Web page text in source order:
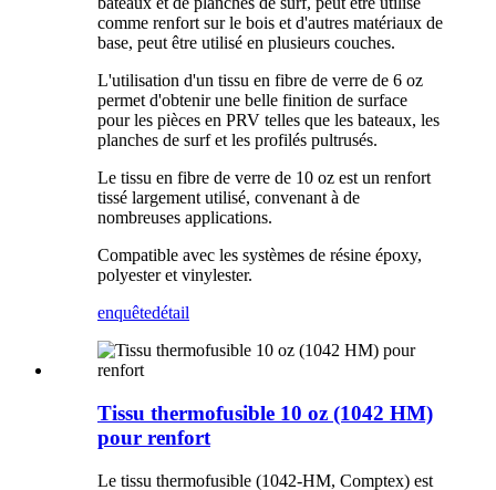
comme renfort sur le bois et d'autres matériaux de
base, peut être utilisé en plusieurs couches.
L'utilisation d'un tissu en fibre de verre de 6 oz
permet d'obtenir une belle finition de surface
pour les pièces en PRV telles que les bateaux, les
planches de surf et les profilés pultrusés.
Le tissu en fibre de verre de 10 oz est un renfort
tissé largement utilisé, convenant à de
nombreuses applications.
Compatible avec les systèmes de résine époxy,
polyester et vinylester.
enquêtedétail
Tissu thermofusible 10 oz (1042 HM)
pour renfort
Le tissu thermofusible (1042-HM, Comptex) est